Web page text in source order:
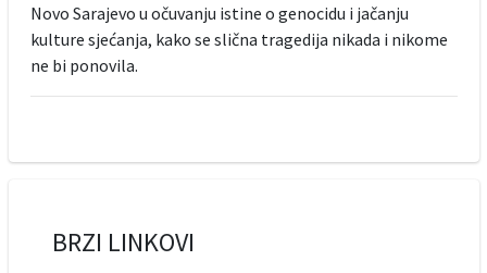
Novo Sarajevo u očuvanju istine o genocidu i jačanju
kulture sjećanja, kako se slična tragedija nikada i nikome
ne bi ponovila.
BRZI LINKOVI